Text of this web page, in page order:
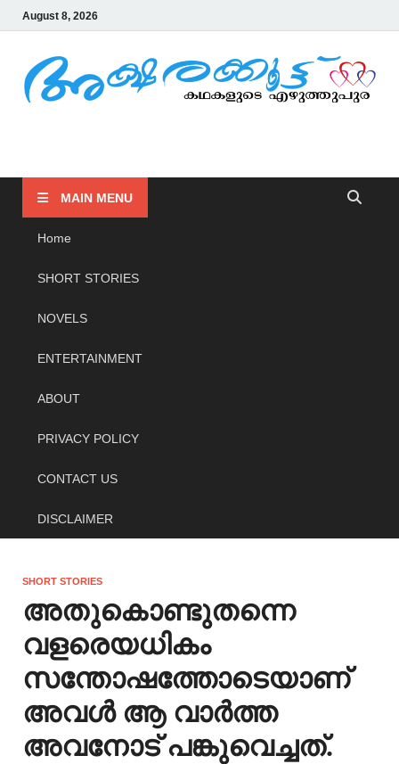
August 8, 2026
MAIN MENU
Home
SHORT STORIES
NOVELS
ENTERTAINMENT
ABOUT
PRIVACY POLICY
CONTACT US
DISCLAIMER
SHORT STORIES
അതുകൊണ്ടുതന്നെ
വളരെയധികം
സന്തോഷത്തോടെയാണ്
അവൾ ആ വാർത്ത
അവനോട് പങ്കുവെച്ചത്.